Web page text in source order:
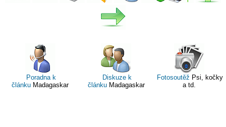
Poradna k
článku Madagaskar
Diskuze k
článkuMadagaskar
Fotosoutěž Psi, kočky
a td.